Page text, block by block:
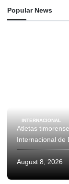
Popular News
INTERNACIONAL
Atletas
Internacional de
August 8, 2026